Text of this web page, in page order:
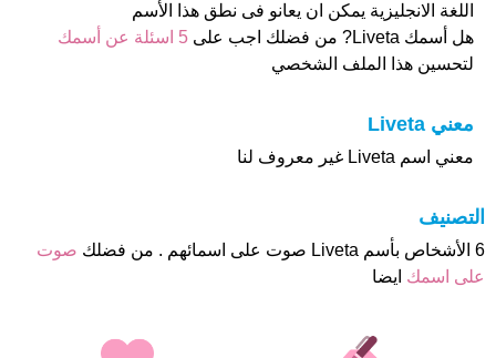
اللغة الانجليزية يمكن ان يعانو فى نطق هذا الأسم
هل أسمك Liveta? من فضلك اجب على
5 اسئلة عن أسمك
لتحسين هذا الملف الشخصي
معني Liveta
معني اسم Liveta غير معروف لنا
التصنيف
6 الأشخاص بأسم Liveta صوت على اسمائهم . من فضلك
صوت
على اسمك ايضا